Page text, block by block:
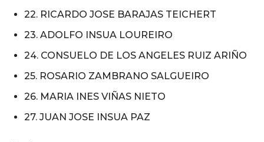
22. RICARDO JOSE BARAJAS TEICHERT
23. ADOLFO INSUA LOUREIRO
24. CONSUELO DE LOS ANGELES RUIZ ARIÑO
25. ROSARIO ZAMBRANO SALGUEIRO
26. MARIA INES VIÑAS NIETO
27. JUAN JOSE INSUA PAZ